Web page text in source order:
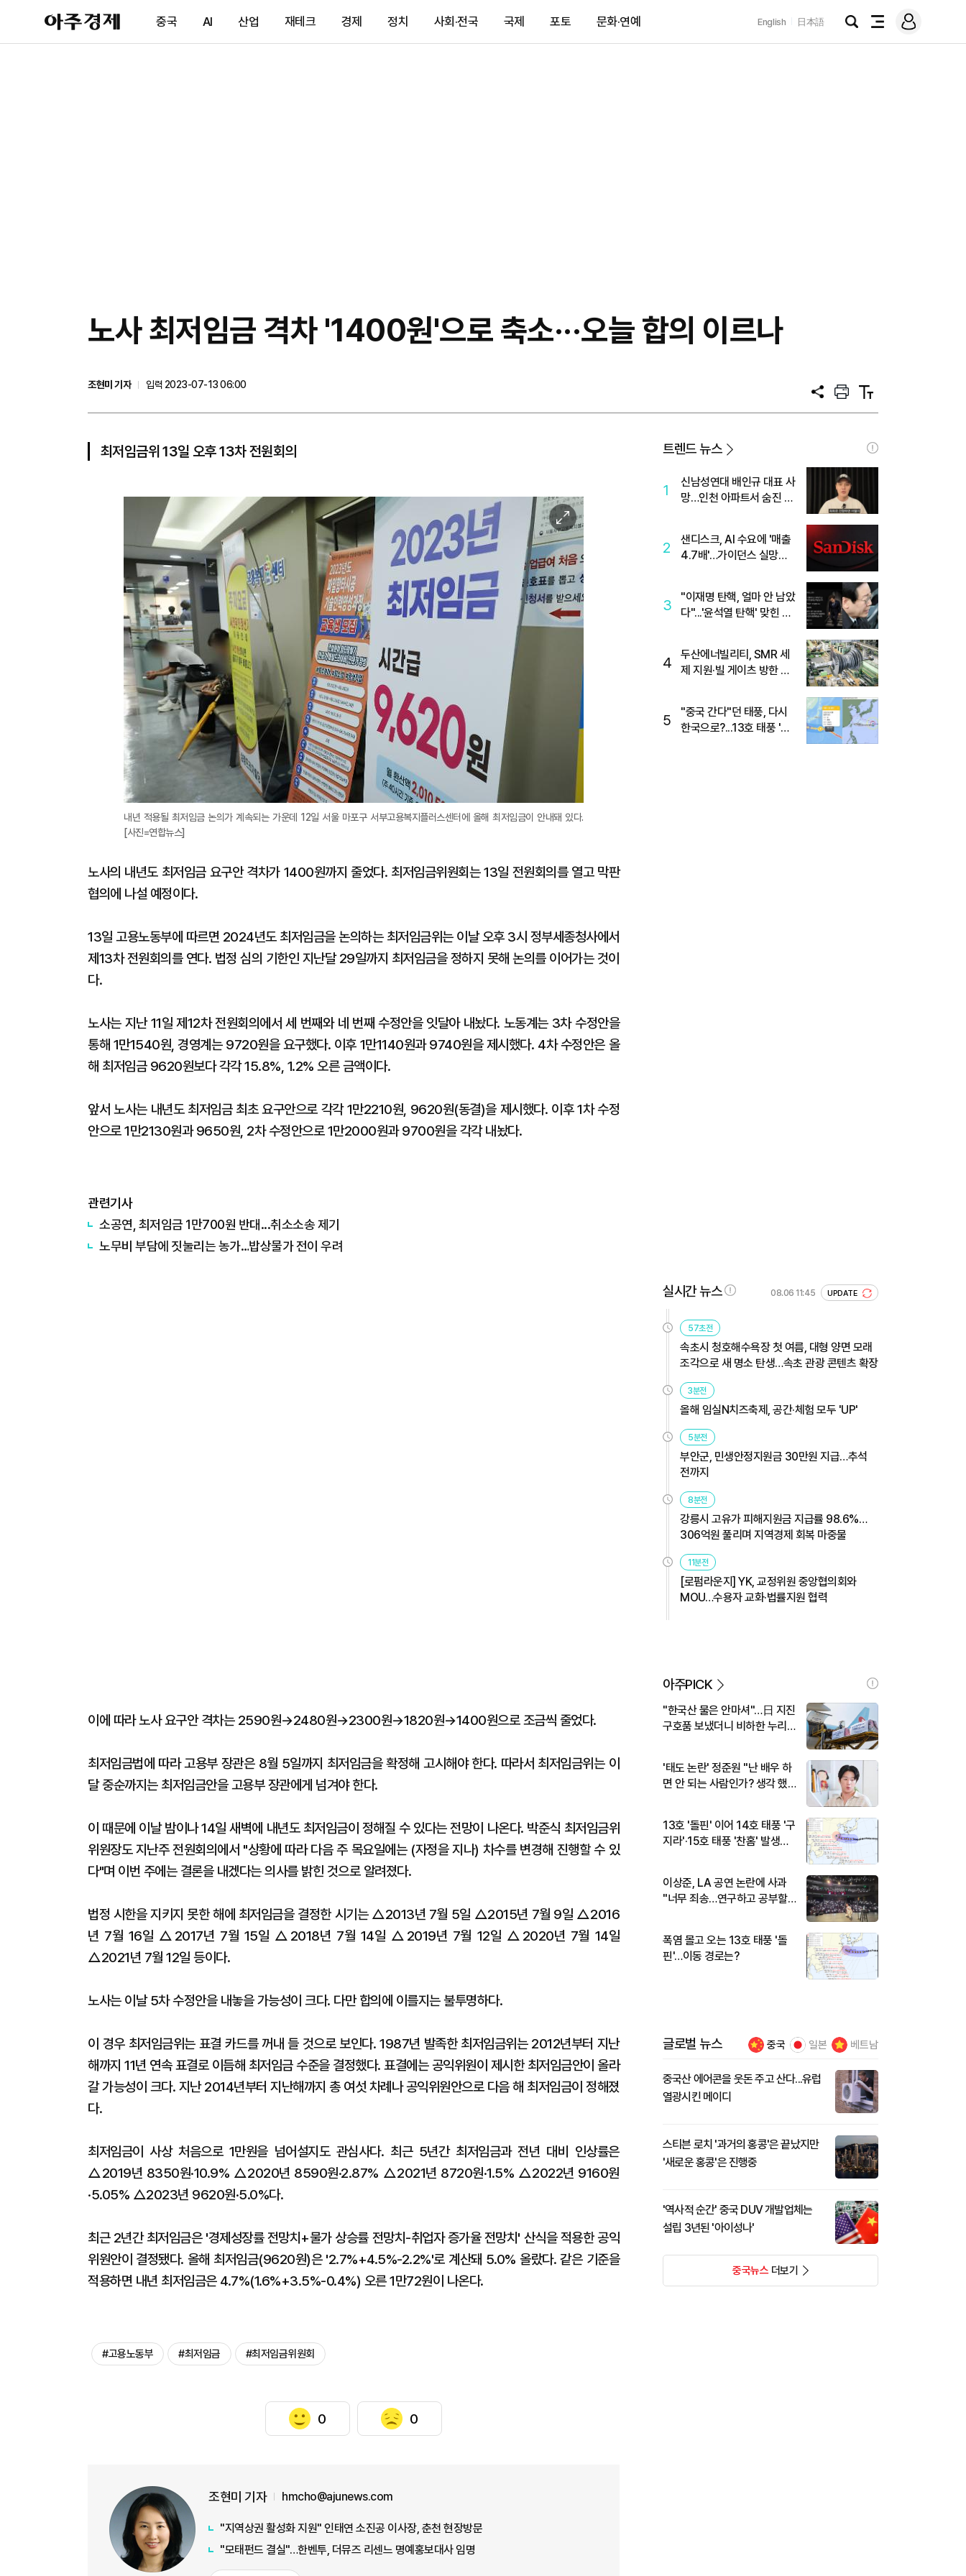
아
주
제
중국 AI 산업 재테크 경제 정치 사회·전국 국제 포토 문화·연예 English 日本語
검
전
메
그
노사 최저임금 격차 '1400원'으로 축소···오늘 합의 이르나
조현미 기자
입력 2023-07-13 06:00
공
프
트
텍
트
최저임금위 13일 오후 13차 전원회의
이
미
지
확
대
내년 적용될 최저임금 논의가 계속되는 가운데 12일 서울 마포구 서부고용복지플러스센터에 올해 최저임금이 안내돼 있다.
[사진=연합뉴스]
노사의 내년도 최저임금 요구안 격차가 1400원까지 줄었다. 최저임금위원회는 13일 전원회의를 열고 막판
협의에 나설 예정이다.
13일 고용노동부에 따르면 2024년도 최저임금을 논의하는 최저임금위는 이날 오후 3시 정부세종청사에서
제13차 전원회의를 연다. 법정 심의 기한인 지난달 29일까지 최저임금을 정하지 못해 논의를 이어가는 것이
다.
노사는 지난 11일 제12차 전원회의에서 세 번째와 네 번째 수정안을 잇달아 내놨다. 노동계는 3차 수정안을
통해 1만1540원, 경영계는 9720원을 요구했다. 이후 1만1140원과 9740원을 제시했다. 4차 수정안은 올
해 최저임금 9620원보다 각각 15.8%, 1.2% 오른 금액이다.
앞서 노사는 내년도 최저임금 최초 요구안으로 각각 1만2210원, 9620원(동결)을 제시했다. 이후 1차 수정
안으로 1만2130원과 9650원, 2차 수정안으로 1만2000원과 9700원을 각각 내놨다.
관련기사
소공연, 최저임금 1만700원 반대...취소소송 제기
노무비 부담에 짓눌리는 농가…밥상물가 전이 우려
이에 따라 노사 요구안 격차는 2590원→2480원→2300원→1820원→1400원으로 조금씩 줄었다.
최저임금법에 따라 고용부 장관은 8월 5일까지 최저임금을 확정해 고시해야 한다. 따라서 최저임금위는 이
달 중순까지는 최저임금안을 고용부 장관에게 넘겨야 한다.
이 때문에 이날 밤이나 14일 새벽에 내년도 최저임금이 정해질 수 있다는 전망이 나온다. 박준식 최저임금위
위원장도 지난주 전원회의에서 "상황에 따라 다음 주 목요일에는 (자정을 지나) 차수를 변경해 진행할 수 있
다"며 이번 주에는 결론을 내겠다는 의사를 밝힌 것으로 알려졌다.
법정 시한을 지키지 못한 해에 최저임금을 결정한 시기는 △2013년 7월 5일 △2015년 7월 9일 △2016
년 7월 16일 △2017년 7월 15일 △2018년 7월 14일 △2019년 7월 12일 △2020년 7월 14일
△2021년 7월 12일 등이다.
노사는 이날 5차 수정안을 내놓을 가능성이 크다. 다만 합의에 이를지는 불투명하다.
이 경우 최저임금위는 표결 카드를 꺼내 들 것으로 보인다. 1987년 발족한 최저임금위는 2012년부터 지난
해까지 11년 연속 표결로 이듬해 최저임금 수준을 결정했다. 표결에는 공익위원이 제시한 최저임금안이 올라
갈 가능성이 크다. 지난 2014년부터 지난해까지 총 여섯 차례나 공익위원안으로 다음 해 최저임금이 정해졌
다.
최저임금이 사상 처음으로 1만원을 넘어설지도 관심사다. 최근 5년간 최저임금과 전년 대비 인상률은
△2019년 8350원·10.9% △2020년 8590원·2.87% △2021년 8720원·1.5% △2022년 9160원
·5.05% △2023년 9620원·5.0%다.
최근 2년간 최저임금은 '경제성장률 전망치+물가 상승률 전망치-취업자 증가율 전망치' 산식을 적용한 공익
위원안이 결정됐다. 올해 최저임금(9620원)은 '2.7%+4.5%-2.2%'로 계산돼 5.0% 올랐다. 같은 기준을
적용하면 내년 최저임금은 4.7%(1.6%+3.5%-0.4%) 오른 1만72원이 나온다.
#고용노동부 #최저임금 #최저임금위원회
0 0
조현미 기자 hmcho@ajunews.com
"지역상권 활성화 지원" 인태연 소진공 이사장, 춘천 현장방문
"모태펀드 결실"…한벤투, 더뮤즈 리센느 명예홍보대사 임명
트렌드 뉴스
1
신남성연대 배인규 대표 사
망…인천 아파트서 숨진 채
2
샌디스크, AI 수요에 '매출
4.7배'…가이던스 실망에
3
"이재명 탄핵, 얼마 안 남았
다"...'윤석열 탄핵' 맞힌 무
4
두산에너빌리티, SMR 세
제 지원·빌 게이츠 방한 기
5
"중국 간다"던 태풍, 다시
한국으로?...13호 태풍 '돌
실시간 뉴스 08.06 11:45 UPDATE
57초전
속초시 청호해수욕장 첫 여름, 대형 양면 모래
조각으로 새 명소 탄생…속초 관광 콘텐츠 확장
3분전
올해 임실N치즈축제, 공간·체험 모두 'UP'
5분전
부안군, 민생안정지원금 30만원 지급…추석
전까지
8분전
강릉시 고유가 피해지원금 지급률 98.6%…
306억원 풀리며 지역경제 회복 마중물
11분전
[로펌라운지] YK, 교정위원 중앙협의회와
MOU…수용자 교화·법률지원 협력
아주PICK
"한국산 물은 안마셔"…日 지진
구호품 보냈더니 비하한 누리
'태도 논란' 정준원 "난 배우 하
면 안 되는 사람인가? 생각 했
13호 '돌핀' 이어 14호 태풍 '구
지라'·15호 태풍 '찬홈' 발생…
이상준, LA 공연 논란에 사과
"너무 죄송…연구하고 공부할
폭염 몰고 오는 13호 태풍 '돌
핀'…이동 경로는?
글로벌 뉴스 중국 일본 베트남
중국산 에어콘을 웃돈 주고 산다...유럽
열광시킨 메이디
스티븐 로치 '과거의 홍콩'은 끝났지만
'새로운 홍콩'은 진행중
'역사적 순간' 중국 DUV 개발업체는
설립 3년된 '아이성나'
중국뉴스더보기